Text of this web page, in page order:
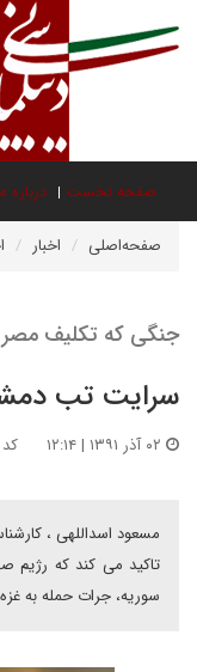
صفحه نخست درباره
صفحه‌اصلی اخبار
جنگی که تکلیف
سرایت تب
کد :
مسعود اسداللهی ،
تاکید می کند که رژیم
سوریه، جرات حمله به